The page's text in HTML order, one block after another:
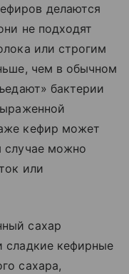
делаются
не подходят
или строгим
чем в обычном
бактерии
кефир может
случае можно
или
сахар
сладкие кефирные
сахара,